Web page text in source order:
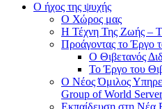
Ο ήχος της ψυχής
Ο Χώρος μας
Η Τέχνη Της Ζωής –
Προάγοντας το Έργο
Ο Θιβετανός
Το Έργο του
Ο Νέος Όμιλος
Group of World
Εκπαίδευση στη Νέα